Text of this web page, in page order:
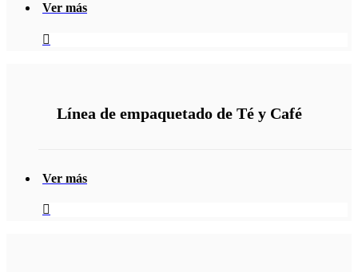
Ver más
Línea de empaquetado de Té y Café
Ver más